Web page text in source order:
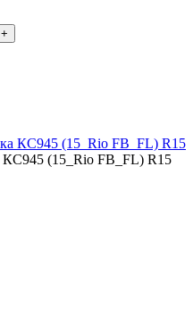
+
(15_Rio FB_FL) R15